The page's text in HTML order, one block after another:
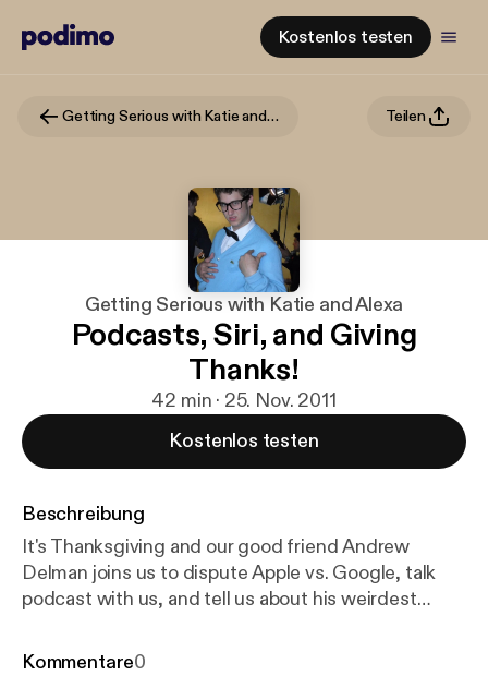
Kostenlos testen
Getting Serious with Katie and Alexa Teilen
Getting Serious with Katie and Alexa
Podcasts, Siri, and Giving
Thanks!
42 min · 25. Nov. 2011
Kostenlos testen
Beschreibung
It's Thanksgiving and our good friend Andrew
Delman joins us to dispute Apple vs. Google, talk
podcast with us, and tell us about his weirdest
Scenes at the End!**
Kommentare0